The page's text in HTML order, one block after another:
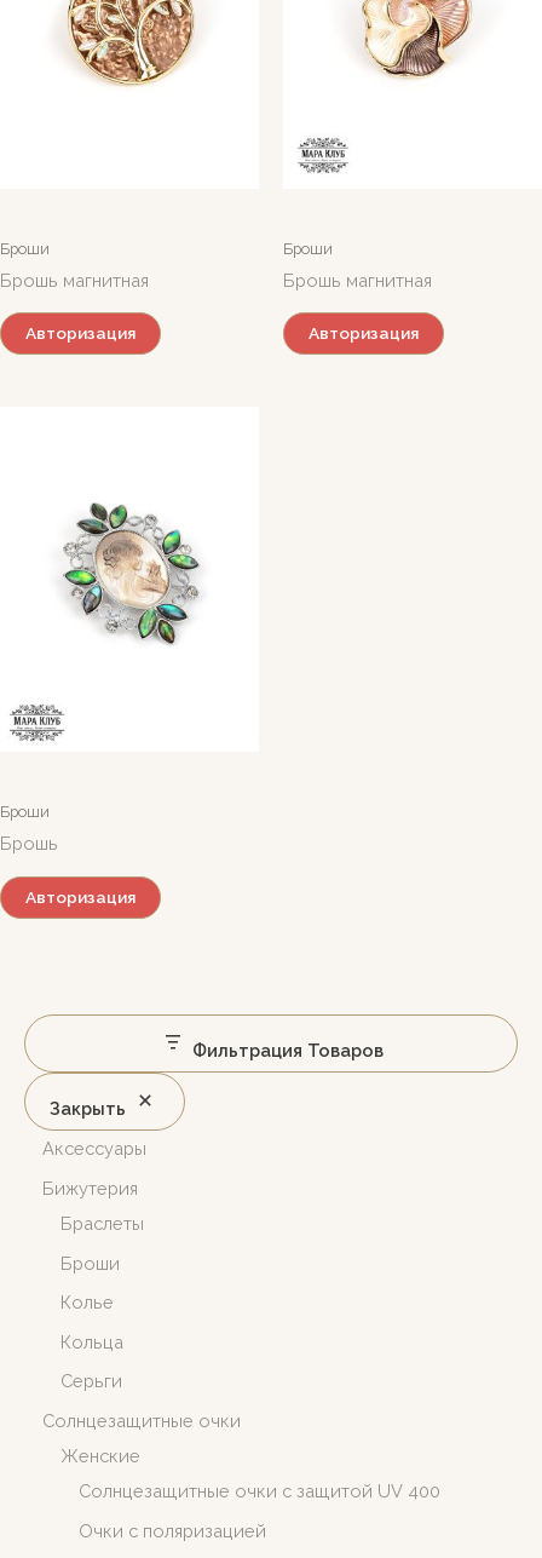
Фильтрация Товаров
Закрыть
Аксессуары
Бижутерия
Браслеты
Броши
Колье
Кольца
Серьги
Солнцезащитные очки
Женские
Солнцезащитные очки c защитой UV 400
Очки с поляризацией
Броши
Брошь магнитная
Авторизация
Броши
Брошь магнитная
Авторизация
Броши
Брошь
Авторизация